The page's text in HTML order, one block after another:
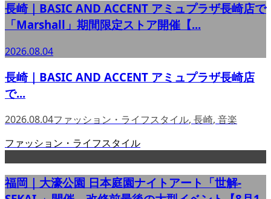
長崎｜BASIC AND ACCENT アミュプラザ長崎店で
「Marshall」期間限定ストア開催【...
2026.08.04
長崎｜BASIC AND ACCENT アミュプラザ長崎店
で...
2026.08.04ファッション・ライフスタイル, 長崎, 音楽
ファッション・ライフスタイル
福岡｜大濠公園 日本庭園ナイトアート「世解-